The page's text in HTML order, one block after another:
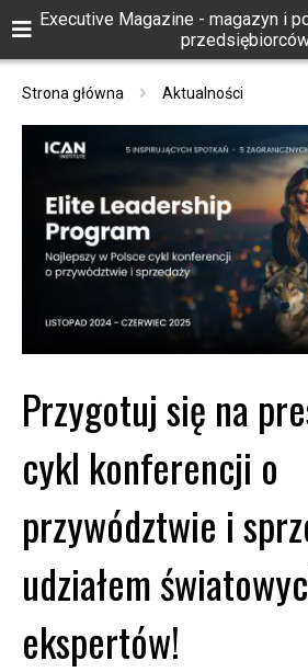
Executive Magazine - magazyn i
Strona główna Aktualności
Przygotuj się na
cykl konferencji o
przywództwie i
udziałem
ekspertów!